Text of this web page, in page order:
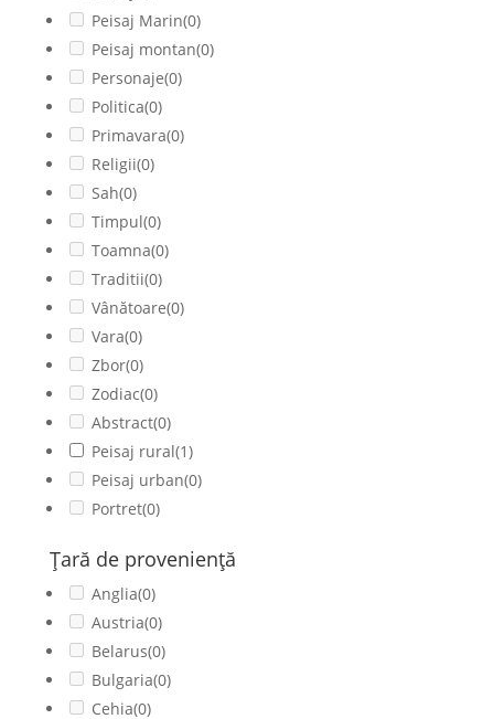
Peisaj Marin(0)
Peisaj montan(0)
Personaje(0)
Politica(0)
Primavara(0)
Religii(0)
Sah(0)
Timpul(0)
Toamna(0)
Traditii(0)
Vânătoare(0)
Vara(0)
Zbor(0)
Zodiac(0)
Abstract(0)
Peisaj rural(1)
Peisaj urban(0)
Portret(0)
Ţară de provenienţă
Anglia(0)
Austria(0)
Belarus(0)
Bulgaria(0)
Cehia(0)